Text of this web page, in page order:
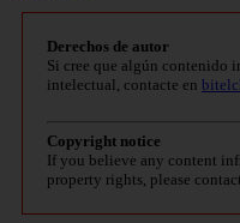
Derechos de autor
Si cree que algún contenido
intelectual, contacte en
Copyright notice
If you believe any content
property rights, please contact